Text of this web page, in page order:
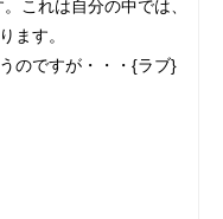
これは自分の中では、
ます。
のですが・・・{ラブ}